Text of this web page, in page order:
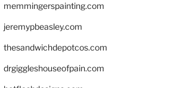
memmingerspainting.com
jeremypbeasley.com
thesandwichdepotcos.com
drgiggleshouseofpain.com